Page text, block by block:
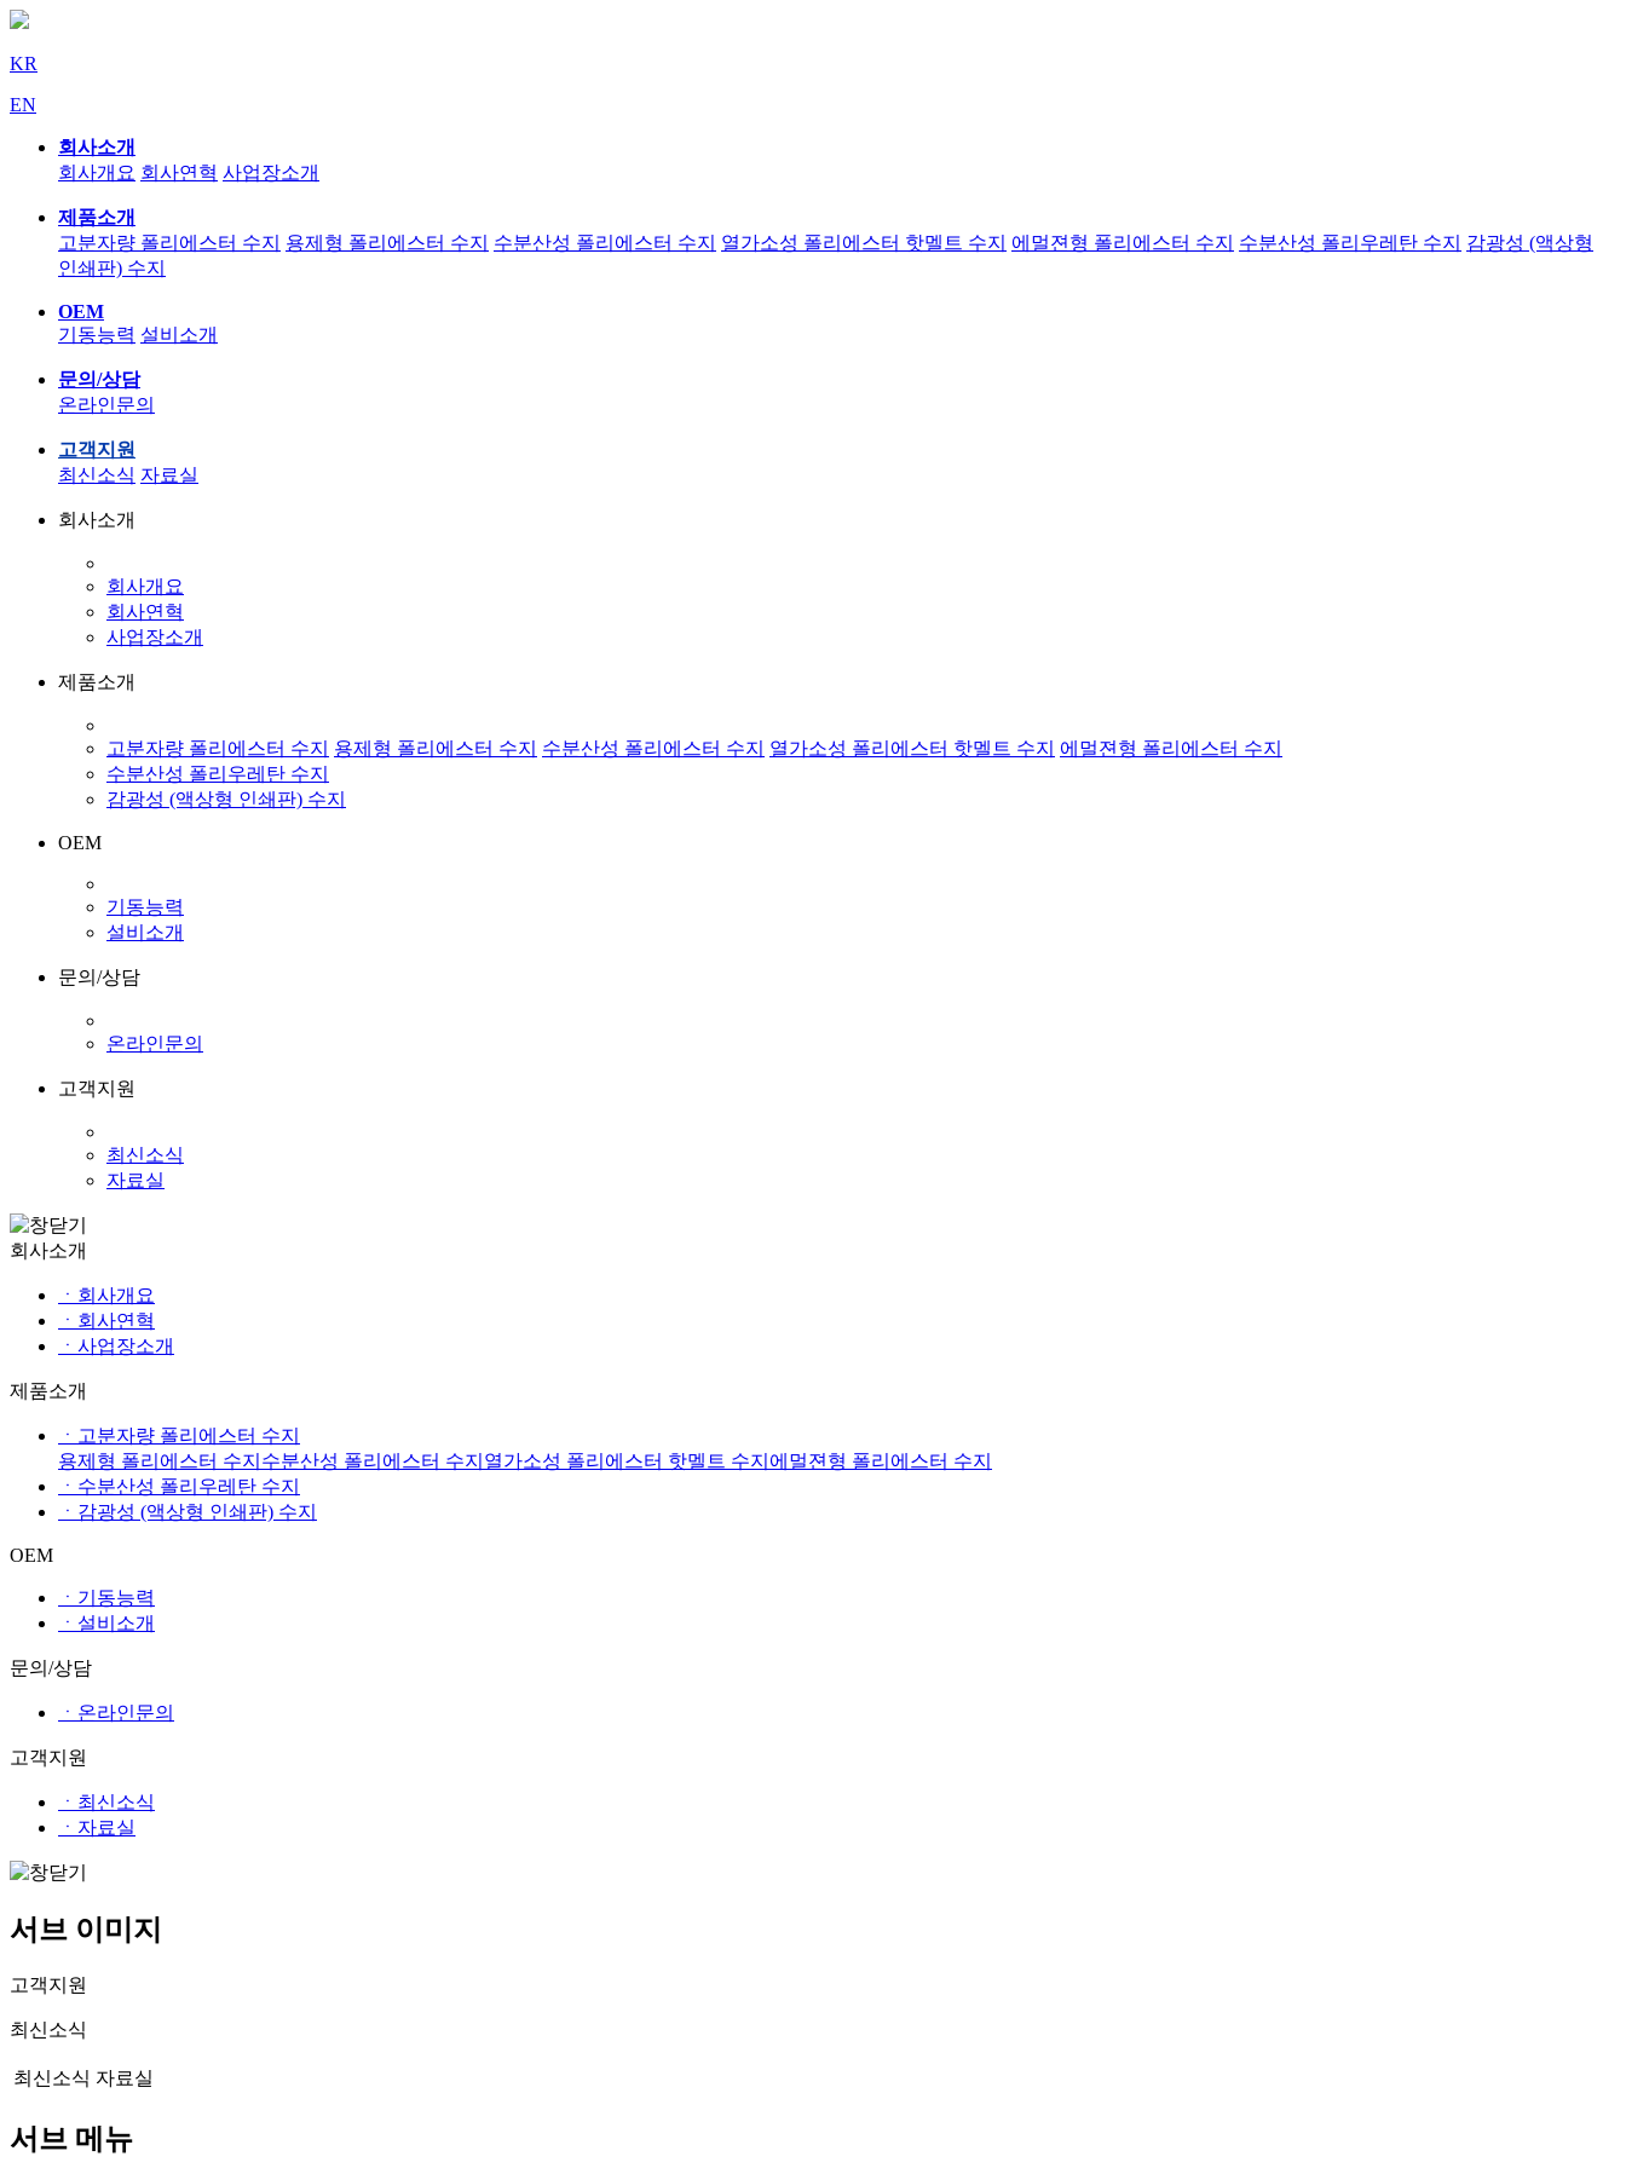
KR
EN
회사소개
회사개요 회사연혁 사업장소개
제품소개
고분자량 폴리에스터 수지
용제형 폴리에스터 수지 수분산성 폴리에스터 수지 열가소성 폴리에스터 핫멜트 수지 에멀젼형 폴리에스터 수지 수분산성 폴리우레탄 수지
감광성 (액상형
인쇄판) 수지
OEM
기동능력 설비소개
문의/상담
온라인문의
고객지원
최신소식 자료실
회사소개
회사개요
회사연혁
사업장소개
제품소개
고분자량 폴리에스터 수지 용제형 폴리에스터 수지 수분산성 폴리에스터 수지 열가소성 폴리에스터 핫멜트 수지
에멀젼형 폴리에스터 수지
수분산성 폴리우레탄 수지
감광성 (액상형 인쇄판) 수지
OEM
기동능력
설비소개
문의/상담
온라인문의
고객지원
최신소식
자료실
회사소개
ㆍ회사개요
ㆍ회사연혁
ㆍ사업장소개
제품소개
ㆍ고분자량 폴리에스터 수지
용제형 폴리에스터 수지 수분산성 폴리에스터 수지 열가소성 폴리에스터 핫멜트 수지 에멀젼형 폴리에스터 수지
ㆍ수분산성 폴리우레탄 수지
ㆍ감광성 (액상형 인쇄판) 수지
OEM
ㆍ기동능력
ㆍ설비소개
문의/상담
ㆍ온라인문의
고객지원
ㆍ최신소식
ㆍ자료실
서브 이미지
고객지원
최신소식
최신소식 자료실
서브 메뉴